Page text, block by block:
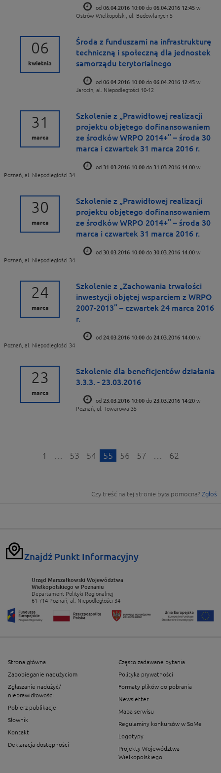
od 06.04.2016 10:00 do 06.04.2016 12:45 w
Ostrów Wielkopolski, ul. Budowlanych 5
06
kwietnia
Środa z funduszami na infrastrukturę
techniczną i społeczną dla jednostek
samorządu terytorialnego
od 06.04.2016 10:00 do 06.04.2016 12:45 w
Jarocin, al. Niepodległości 10-12
31
marca
Szkolenie z „Prawidłowej realizacji
projektu objętego dofinansowaniem
ze środków WRPO 2014+” – środa 30
marca i czwartek 31 marca 2016 r.
od 31.03.2016 10:00 do 31.03.2016 14:00 w
Poznań, al. Niepodległości 34
30
marca
Szkolenie z „Prawidłowej realizacji
projektu objętego dofinansowaniem
ze środków WRPO 2014+” – środa 30
marca i czwartek 31 marca 2016 r.
od 30.03.2016 10:00 do 30.03.2016 14:00 w
Poznań, al. Niepodległości 34
24
marca
Szkolenie z „Zachowania trwałości
inwestycji objętej wsparciem z WRPO
2007-2013” – czwartek 24 marca 2016
r.
od 24.03.2016 10:00 do 24.03.2016 14:00 w
Poznań, al. Niepodległości 34
23
marca
Szkolenie dla beneficjentów działania
3.3.3. - 23.03.2016
od 23.03.2016 10:00 do 23.03.2016 14:20 w
Poznań, ul. Towarowa 35
1 … 53 54 55 56 57 … 62
Czy treść na tej stronie była pomocna? Zgłoś
Znajdź Punkt Informacyjny
Urząd Marszałkowski Województwa
Wielkopolskiego w Poznaniu
Departament Polityki Regionalnej
61-714 Poznań, al. Niepodległości 34
Strona główna
Zapobieganie nadużyciom
Zgłaszanie nadużyć/
nieprawidłowości
Pobierz publikacje
Słownik
Kontakt
Deklaracja dostępności
Często zadawane pytania
Polityka prywatności
Formaty plików do pobrania
Newsletter
Mapa serwisu
Regulaminy konkursów w SoMe
Logotypy
Projekty Województwa
Wielkopolskiego